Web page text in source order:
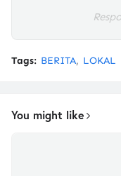
Tags: BERITA LOKAL
You might like